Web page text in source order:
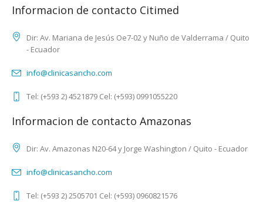
Informacion de contacto Citimed
Dir: Av. Mariana de Jesús Oe7-02 y Nuño de Valderrama / Quito
- Ecuador
info@clinicasancho.com
Tel: (+593 2) 4521879 Cel: (+593) 0991055220
Informacion de contacto Amazonas
Dir: Av. Amazonas N20-64 y Jorge Washington / Quito - Ecuador
info@clinicasancho.com
Tel: (+593 2) 2505701 Cel: (+593) 0960821576